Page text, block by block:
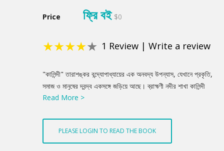
Price ফ্রি বই $0
★★★★★ 1 Review | Write a review
Product
Summery
"কালিন্দী" তারাশঙ্কর বন্দ্যোপাধ্যায়ের এক অনবদ্য উপন্যাস, যেখানে প্রকৃতি,
সমাজ ও মানুষের দ্বন্দ্ব একসঙ্গে জড়িয়ে আছে। ব্রাহ্মণী নদীর শাখা কালিন্দী
নতুন চর জাগিয়ে তোলে, আর সেই চরের মালিকানা নিয়ে জমিদার, মহাজন ও
নেয়, যেখানে পুরনো প্রথা, লোভ ও ব্যক্তিগত স্বার্থ প্রবল হয়ে ওঠে। গ্রামীণ
জীবনের বাস্তবতা, নদীর ভাঙন, জমির মালিকানা ও মানবিক সম্পর্কের জটিলতা
উপন্যাসটিকে গভীরতা দেয়। কালিন্দী শুধু একটি নদীর নাম নয়, এটি পরিবর্তনশীল
Read More >
PLEASE LOGIN TO READ THE BOOK